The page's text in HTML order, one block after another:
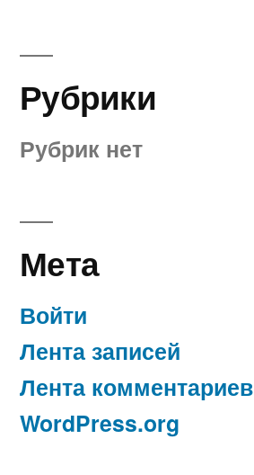
Рубрики
Рубрик нет
Мета
Войти
Лента записей
Лента комментариев
WordPress.org